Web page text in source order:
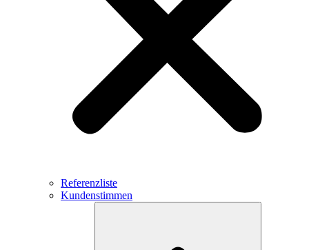
Referenzliste
Kundenstimmen